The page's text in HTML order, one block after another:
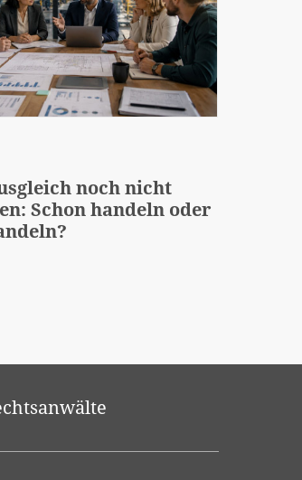
noch nicht
Schon handeln oder